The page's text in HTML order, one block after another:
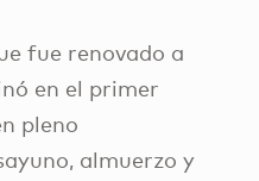
fue renovado a
en el primer
pleno
almuerzo y